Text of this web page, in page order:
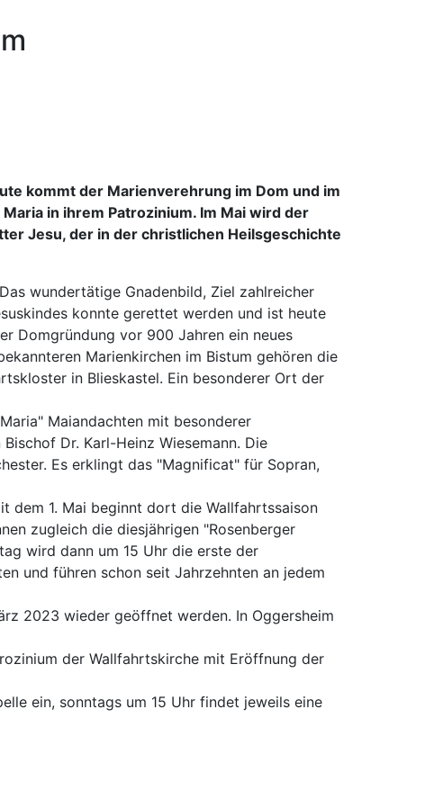
kommt der Marienverehrung im Dom und im
in ihrem Patrozinium. Im Mai wird der
Jesu, der in der christlichen Heilsgeschichte
wundertätige Gnadenbild, Ziel zahlreicher
konnte gerettet werden und ist heute
Domgründung vor 900 Jahren ein neues
Marienkirchen im Bistum gehören die
in Blieskastel. Ein besonderer Ort der
Maiandachten mit besonderer
Dr. Karl-Heinz Wiesemann. Die
Es erklingt das "Magnificat" für Sopran,
dem 1. Mai beginnt dort die Wallfahrtssaison
zugleich die diesjährigen "Rosenberger
wird dann um 15 Uhr die erste der
und führen schon seit Jahrzehnten an jedem
2023 wieder geöffnet werden. In Oggersheim
der Wallfahrtskirche mit Eröffnung der
ein, sonntags um 15 Uhr findet jeweils eine